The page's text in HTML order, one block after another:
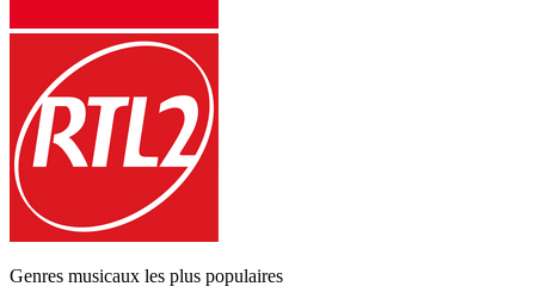
Genres musicaux les plus populaires